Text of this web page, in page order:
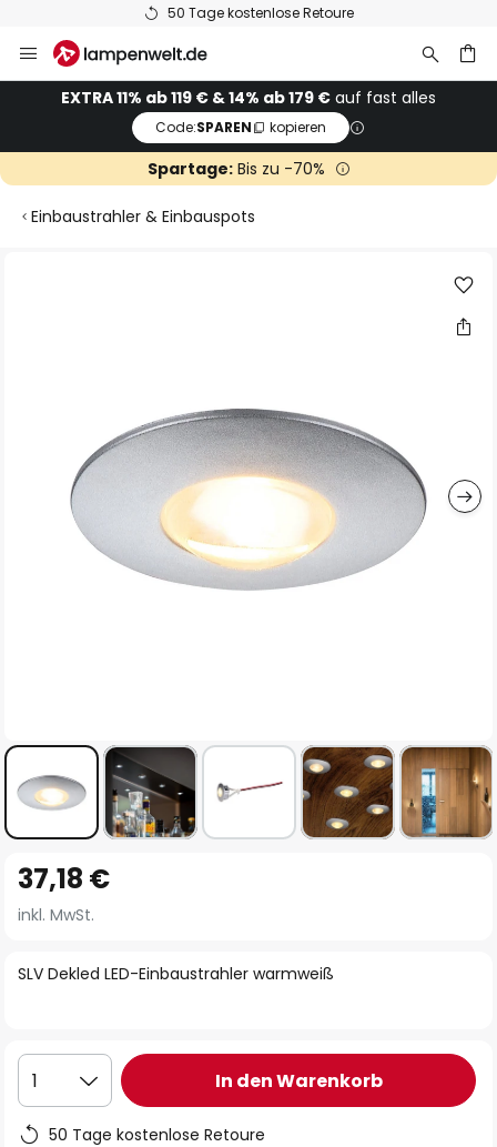
50 Tage kostenlose Retoure
Inhalt
springenEXTRA 11% ab 119 € & 14% ab 179 € auf fast alles
Code:SPAREN kopieren
Spartage:Bis zu -70%
Einbaustrahler & Einbauspots
Anfang
der
springen
SLV Dekled LED-Einbaustrahler warmweiß
37,18 €
inkl. MwSt.
1 In den Warenkorb
50 Tage kostenlose Retoure